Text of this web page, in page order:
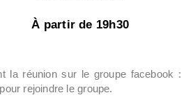
À partir de 19h30
la réunion sur le groupe facebook :
rejoindre le groupe.